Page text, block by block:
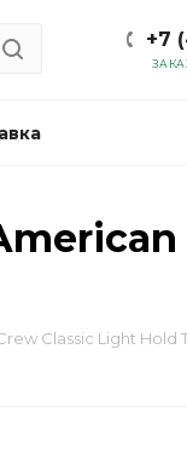
+7
Classic Light Hold